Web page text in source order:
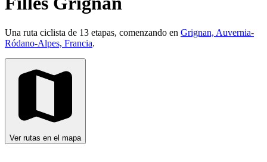
Una ruta ciclista de 13 etapas, comenzando en Grignan, Auvernia-
Ródano-Alpes, Francia.
Ver rutas en el mapa